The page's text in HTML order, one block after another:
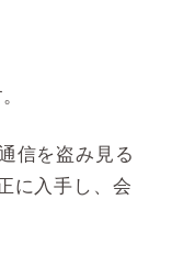
信を盗み見る
に入手し、会